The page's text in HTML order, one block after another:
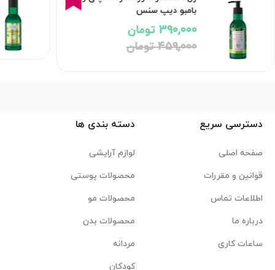
بامبو دیپ سنس
390,000 تومان
459,000 تومان
دسترسی سریع
صفحه اصلی
قوانین و مقررات
اطلاعات تماس
درباره ما
ساعات کاری
دسته بندی ها
لوازم آرایشی
محصولات پوستی
محصولات مو
محصولات بدن
مردانه
کودکان